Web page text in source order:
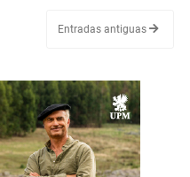
Entradas antiguas